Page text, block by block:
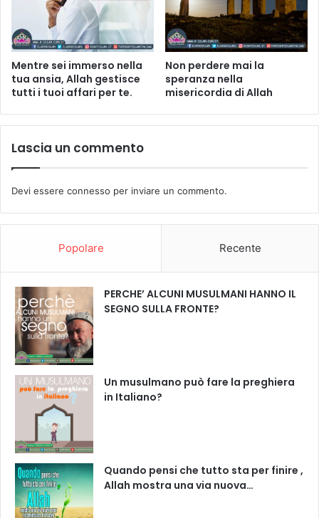
Mentre sei immerso nella
tua ansia, Allah gestisce
tutti i tuoi affari per te.
Non perdere mai la
speranza nella
misericordia di Allah
Lascia un commento
Devi essere connesso per inviare un commento.
Popolare Recente
PERCHE’ ALCUNI MUSULMANI HANNO IL
SEGNO SULLA FRONTE?
Un musulmano può fare la preghiera
in Italiano?
Quando pensi che tutto sta per finire ,
Allah mostra una via nuova…